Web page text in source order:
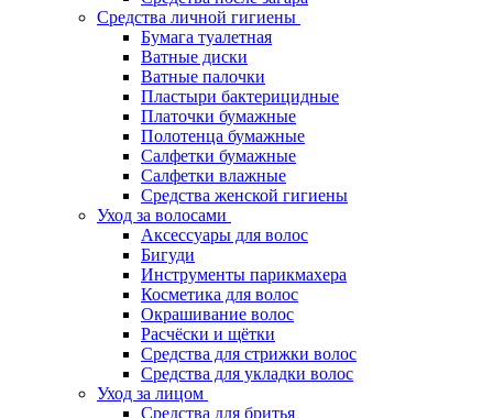
Средства личной гигиены
Бумага туалетная
Ватные диски
Ватные палочки
Пластыри бактерицидные
Платочки бумажные
Полотенца бумажные
Салфетки бумажные
Салфетки влажные
Средства женской гигиены
Уход за волосами
Аксессуары для волос
Бигуди
Инструменты парикмахера
Косметика для волос
Окрашивание волос
Расчёски и щётки
Средства для стрижки волос
Средства для укладки волос
Уход за лицом
Средства для бритья